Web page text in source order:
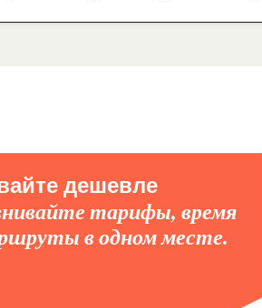
дешевле
тарифы, время
в одном месте.